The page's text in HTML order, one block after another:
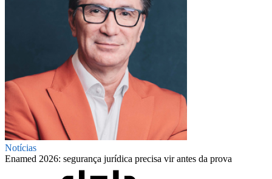
Notícias
Enamed 2026: segurança jurídica precisa vir antes da prova